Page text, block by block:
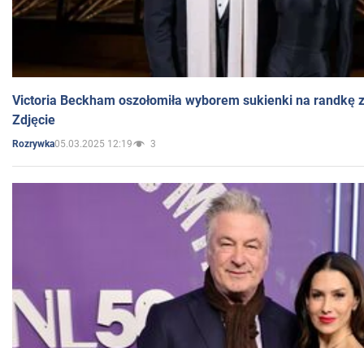
Victoria Beckham oszołomiła wyborem sukienki na randkę
Zdjęcie
Rozrywka05.03.2025 12:19 3